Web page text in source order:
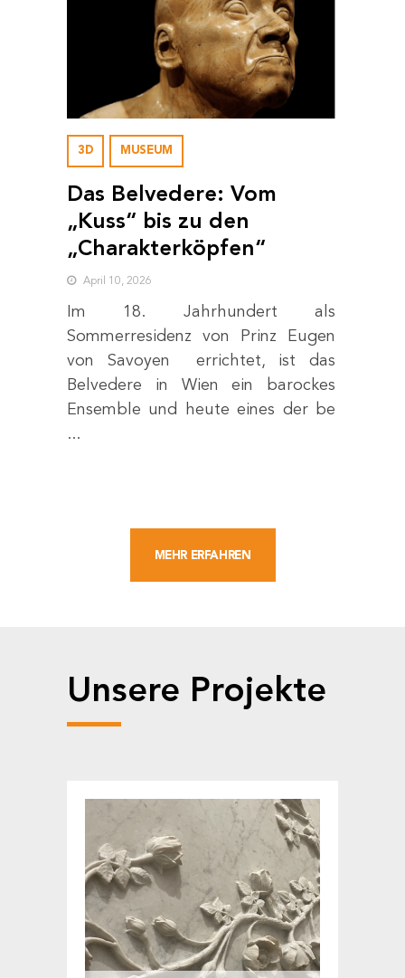
3D MUSEUM
Das Belvedere: Vom
„Kuss“ bis zu den
„Charakterköpfen“
April 10, 2026
Im 18. Jahrhundert als
Sommerresidenz von Prinz Eugen
von Savoyen errichtet, ist das
Belvedere in Wien ein barockes
Ensemble und heute eines der be
...
MEHR ERFAHREN
Unsere Projekte